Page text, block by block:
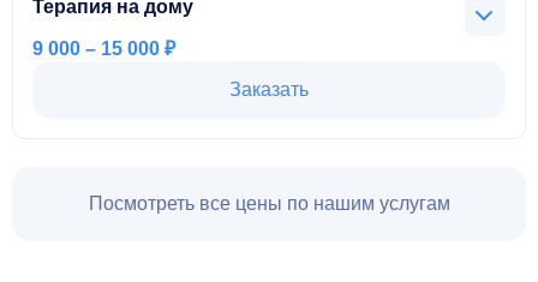
потеря).
Терапия на дому
решение текущих психологических проблем, включая
Люди, предпочитающие терапию в комфортных условиях
9 000 – 15 000 ₽
Заказать
Посмотреть все цены по нашим услугам